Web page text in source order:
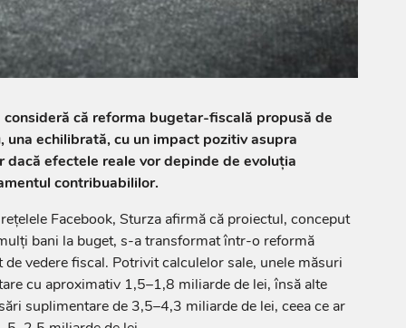
că reforma bugetar-fiscală propusă de
una echilibrată, cu un impact pozitiv asupra
efectele reale vor depinde de evoluția
contribuabililor.
Facebook, Sturza afirmă că proiectul, conceput
bani la buget, s-a transformat într-o reformă
de vedere fiscal. Potrivit calculelor sale, unele măsuri
cu aproximativ 1,5–1,8 miliarde de lei, însă alte
suplimentare de 3,5–4,3 miliarde de lei, ceea ce ar